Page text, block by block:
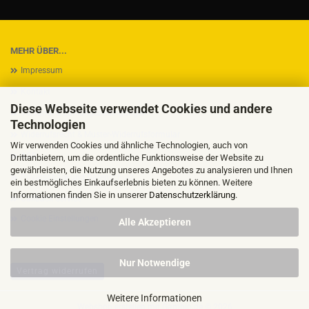
Diese Webseite verwendet Cookies und andere
Technologien
Wir verwenden Cookies und ähnliche Technologien, auch von
Drittanbietern, um die ordentliche Funktionsweise der Website zu
gewährleisten, die Nutzung unseres Angebotes zu analysieren und Ihnen
ein bestmögliches Einkaufserlebnis bieten zu können. Weitere
Informationen finden Sie in unserer Datenschutzerklärung.
Alle Akzeptieren
Nur Notwendige
Weitere Informationen
MEHR ÜBER...
Impressum
Versand- & Zahlungsbedingungen
Widerrufsrecht & Muster-Widerrufsformular
AGB
Privatsphäre und Datenschutz
Callback Service